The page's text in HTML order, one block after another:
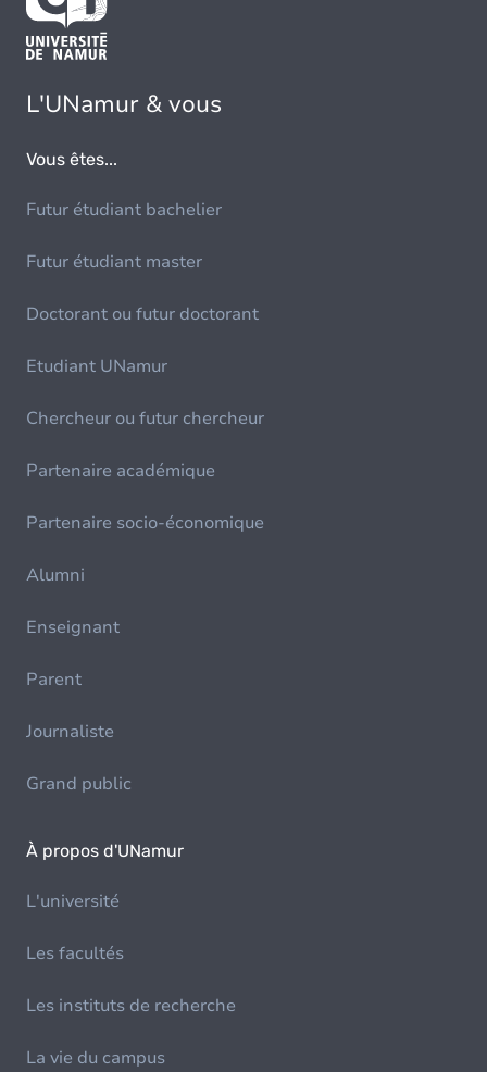
L'UNamur & vous
Vous êtes...
Futur étudiant bachelier
Futur étudiant master
Doctorant ou futur doctorant
Etudiant UNamur
Chercheur ou futur chercheur
Partenaire académique
Partenaire socio-économique
Alumni
Enseignant
Parent
Journaliste
Grand public
À propos d'UNamur
L'université
Les facultés
Les instituts de recherche
La vie du campus